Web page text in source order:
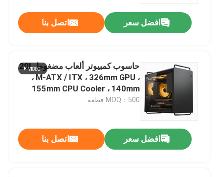
افضل سعر اتصل بنا
حاسوب كمبيوتر ألعاب مضغوط 20L
، M-ATX / ITX ، 326mm GPU ،
155mm CPU Cooler ، 140mm
PSU ، خيارات لوحة الأمام المزدوجةMOQ：500 قطعة
افضل سعر اتصل بنا